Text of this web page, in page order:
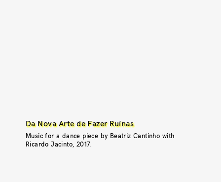
Da Nova Arte de Fazer Ruínas
Music for a dance piece by Beatriz Cantinho with
Ricardo Jacinto, 2017.